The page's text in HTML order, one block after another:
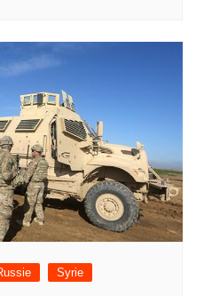
Syrie